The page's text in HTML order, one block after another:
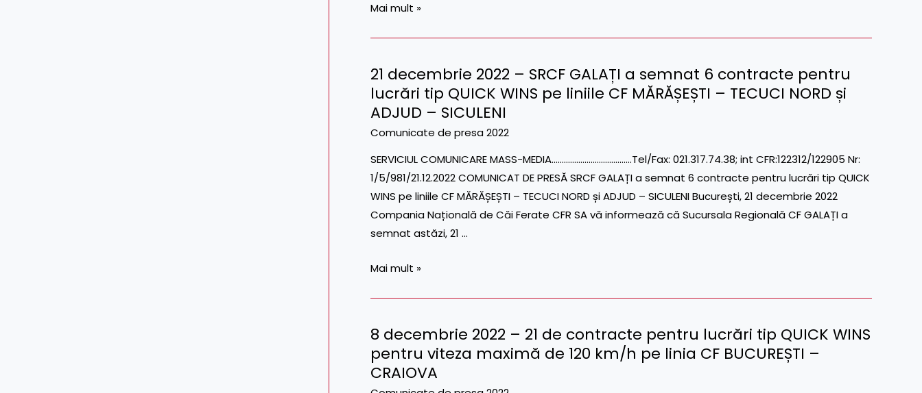
3
și
modernizarea
CF
AGHIREȘ
–
POIENI
2)
Mai mult »
21 decembrie 2022 – SRCF GALAȚI a semnat 6 contracte pentru
lucrări tip QUICK WINS pe liniile CF MĂRĂȘEȘTI – TECUCI NORD și
ADJUD – SICULENI
Comunicate de presa 2022
SERVICIUL COMUNICARE MASS-MEDIA…………………………………Tel/Fax: 021.317.74.38; int CFR:122312/122905 Nr:
1/5/981/21.12.2022 COMUNICAT DE PRESĂ SRCF GALAȚI a semnat 6 contracte pentru lucrări tip QUICK
WINS pe liniile CF MĂRĂȘEȘTI – TECUCI NORD și ADJUD – SICULENI București, 21 decembrie 2022
Compania Națională de Căi Ferate CFR SA vă informează că Sucursala Regională CF GALAȚI a
semnat astăzi, 21 …
21
decembrie
2022
–
GALAȚI
a
semnat
6
contracte
lucrări
tip
WINS
pe
liniile
CF
Mai mult »
8 decembrie 2022 – 21 de contracte pentru lucrări tip QUICK WINS
pentru viteza maximă de 120 km/h pe linia CF BUCUREȘTI –
CRAIOVA
8
decembrie
2022
–